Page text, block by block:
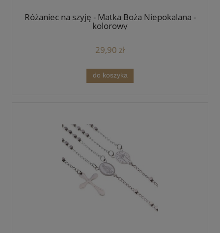
Różaniec na szyję - Matka Boża Niepokalana -
kolorowy
29,90 zł
do koszyka